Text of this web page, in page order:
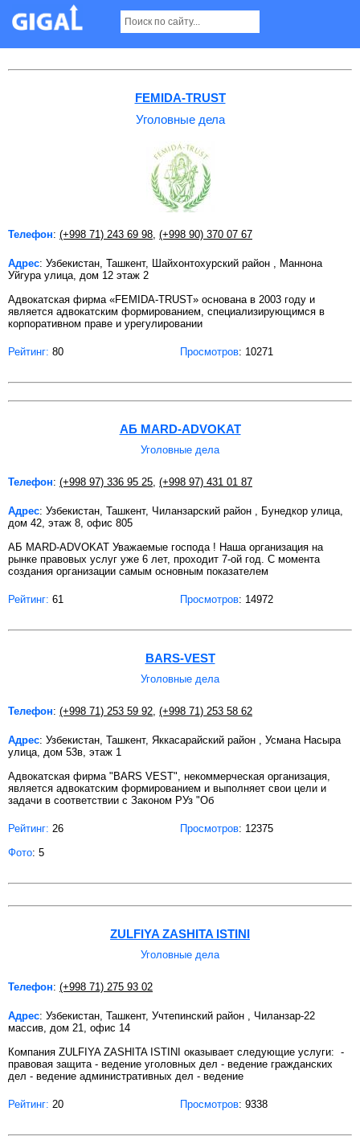
Уголовные дела в Ташкенте
FEMIDA-TRUST
Уголовные дела
Телефон: (+998 71) 243 69 98 (+998 90) 370 07 67
Адрес: Узбекистан, Ташкент, Шайхонтохурский район , Маннона
Уйгура улица, дом 12 этаж 2
Адвокатская фирма «FEMIDA-TRUST» основана в 2003 году и
является адвокатским формированием, специализирующимся в
корпоративном праве и урегулировании
Рейтинг: 80 Просмотров: 10271
АБ MARD-ADVOKAT
Уголовные дела
Телефон: (+998 97) 336 95 25, (+998 97) 431 01 87
Адрес: Узбекистан, Ташкент, Чиланзарский район , Бунедкор улица,
дом 42, этаж 8, офис 805
АБ MARD-ADVOKAT Уважаемые господа ! Наша организация на
рынке правовых услуг уже 6 лет, проходит 7-ой год. С момента
создания организации самым основным показателем
Рейтинг: 61 Просмотров: 14972
BARS-VEST
Уголовные дела
Телефон: (+998 71) 253 59 92, (+998 71) 253 58 62
Адрес: Узбекистан, Ташкент, Яккасарайский район , Усмана Насыра
улица, дом 53в, этаж 1
Адвокатская фирма "BARS VEST", некоммерческая организация,
является адвокатским формированием и выполняет свои цели и
задачи в соответствии с Законом РУз "Об
Рейтинг: 26 Просмотров: 12375
Фото: 5
ZULFIYA ZASHITA ISTINI
Уголовные дела
Телефон: (+998 71) 275 93 02
Адрес: Узбекистан, Ташкент, Учтепинский район , Чиланзар-22
массив, дом 21, офис 14
Компания ZULFIYA ZASHITA ISTINI оказывает следующие услуги: -
правовая защита - ведение уголовных дел - ведение гражданских
дел - ведение административных дел - ведение
Рейтинг: 20 Просмотров: 9338